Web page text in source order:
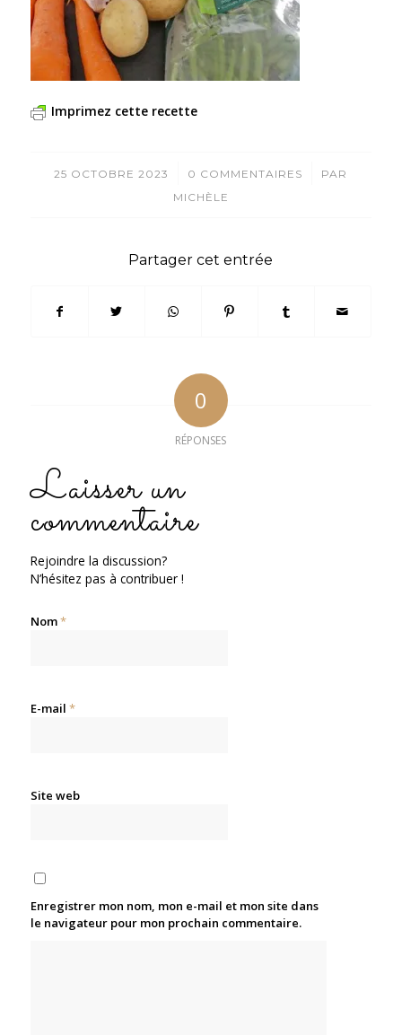
Imprimez cette recette
25 OCTOBRE 2023
/ 0 COMMENTAIRES
/
PAR
MICHÈLE
Partager cet entrée
0
RÉPONSES
Laisser un
commentaire
Rejoindre la discussion?
N’hésitez pas à contribuer !
Nom*
E-mail *
Site web
Enregistrer mon nom, mon e-mail et mon site dans
le navigateur pour mon prochain commentaire.